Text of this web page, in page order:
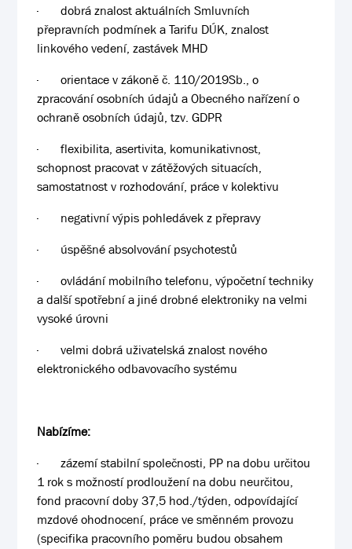
·
dobrá znalost aktuálních Smluvních
přepravních podmínek a Tarifu DÚK, znalost
linkového vedení, zastávek MHD
·
orientace v zákoně č. 110/2019Sb., o
zpracování osobních údajů a Obecného nařízení o
ochraně osobních údajů, tzv. GDPR
·
flexibilita, asertivita, komunikativnost,
schopnost pracovat v zátěžových situacích,
samostatnost v rozhodování, práce v kolektivu
·
negativní výpis pohledávek z přepravy
·
úspěšné absolvování psychotestů
·
ovládání mobilního telefonu, výpočetní techniky
a další spotřební a jiné drobné elektroniky na velmi
vysoké úrovni
·
velmi dobrá uživatelská znalost nového
elektronického odbavovacího systému
Nabízíme:
·
zázemí stabilní společnosti, PP na dobu určitou
1 rok s možností prodloužení na dobu neurčitou,
fond pracovní doby 37,5 hod./týden, odpovídající
mzdové ohodnocení, práce ve směnném provozu
(specifika pracovního poměru budou obsahem